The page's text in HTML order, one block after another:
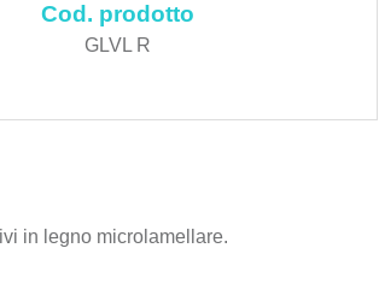
Cod. prodotto
GLVL R
in legno microlamellare.